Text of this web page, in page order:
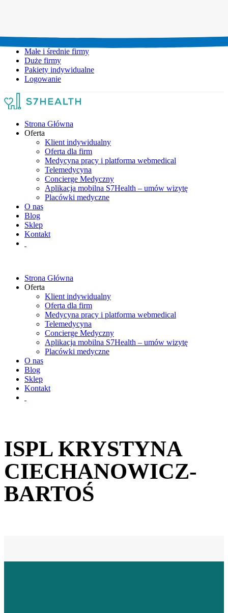
Małe i średnie firmy
Duże firmy
Pakiety indywidualne
Logowanie
Strona Główna
Oferta
Klient indywidualny
Oferta dla firm
Medycyna pracy i platforma webmedical
Telemedycyna
Concierge Medyczny
Aplikacja mobilna S7Health – umów wizytę
Placówki medyczne
O nas
Blog
Sklep
Kontakt
Strona Główna
Oferta
Klient indywidualny
Oferta dla firm
Medycyna pracy i platforma webmedical
Telemedycyna
Concierge Medyczny
Aplikacja mobilna S7Health – umów wizytę
Placówki medyczne
O nas
Blog
Sklep
Kontakt
ISPL KRYSTYNA
CIECHANOWICZ-
BARTOŚ